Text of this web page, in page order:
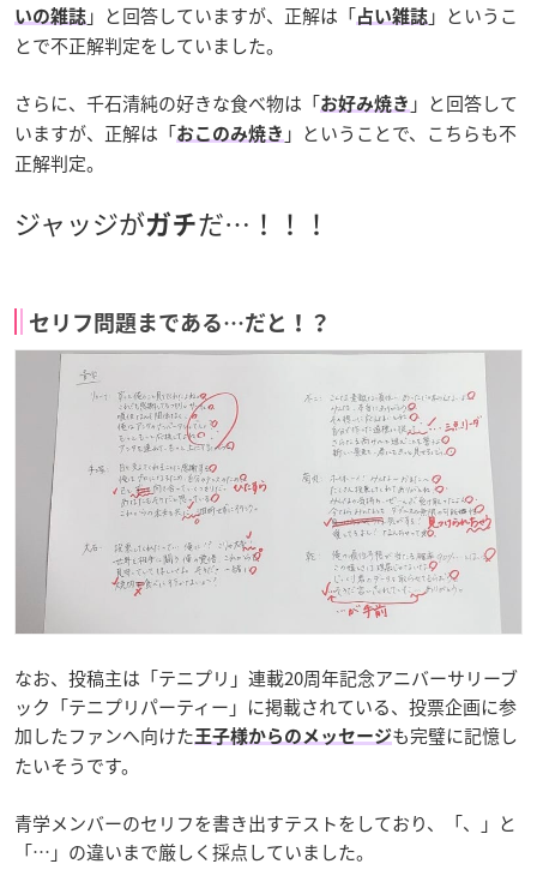
いの雑誌 」と回答していますが、正解は「占い雑誌 」というこ
とで不正解判定をしていました。
さらに、千石清純の好きな食べ物は「お好み焼き 」と回答して
いますが、正解は「おこのみ焼き 」ということで、こちらも不
正解判定。
ジャッジがガチだ…！！！
セリフ問題まである…だと！？
なお、投稿主は「テニプリ」連載20周年記念アニバーサリーブ
ック「テニプリパーティー」に掲載されている、投票企画に参
加したファンへ向けた王子様からのメッセージも完璧に記憶し
たいそうです。
青学メンバーのセリフを書き出すテストをしており、「、」と
「…」の違いまで厳しく採点していました。